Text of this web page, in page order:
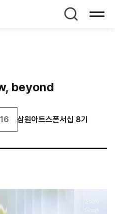
beyond
삼원아트스폰서십 8기